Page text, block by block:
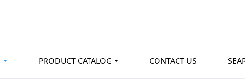
PRODUCT CATALOG CONTACT US